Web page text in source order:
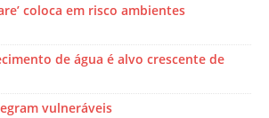
coloca em risco ambientes
de água é alvo crescente de
vulneráveis